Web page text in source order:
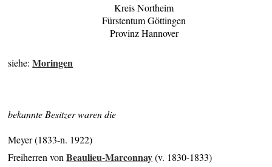
Kreis Northeim
Fürstentum Göttingen
Provinz Hannover
siehe:Moringen
bekannte Besitzer waren die
Meyer (1833-n. 1922)
Freiherren vonBeaulieu-Marconnay(v. 1830-1833)